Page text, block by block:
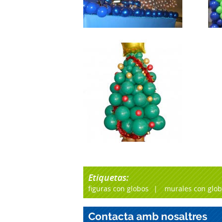
Etiquetas:
figuras con globos murales con
Contacta amb nosaltres